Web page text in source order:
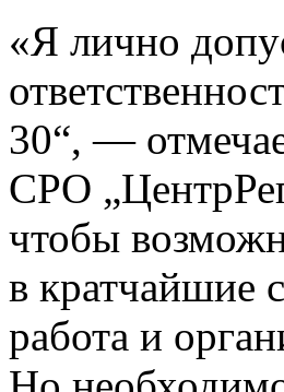
«Я лично
30“, —
СРО
чтобы
в кратчайшие
работа и